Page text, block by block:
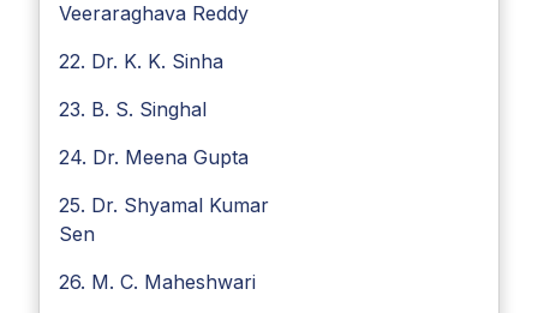
Veeraraghava Reddy
22. Dr. K. K. Sinha
23. B. S. Singhal
24. Dr. Meena Gupta
25. Dr. Shyamal Kumar
Sen
26. M. C. Maheshwari